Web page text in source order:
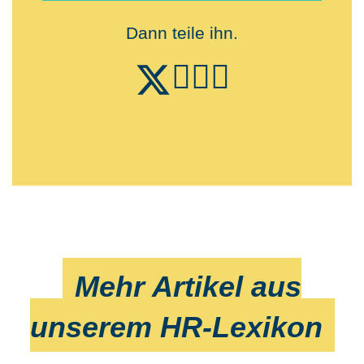
Dann teile ihn.
Mehr Artikel aus
unserem HR-Lexikon